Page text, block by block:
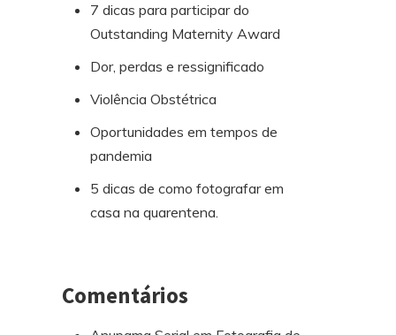
7 dicas para participar do
Outstanding Maternity Award
Dor, perdas e ressignificado
Violência Obstétrica
Oportunidades em tempos de
pandemia
5 dicas de como fotografar em
casa na quarentena.
Comentários